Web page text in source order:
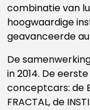
combinatie van
hoogwaardige
geavanceerde
De
in 2014. De
conceptcars: de
FRACTAL, de